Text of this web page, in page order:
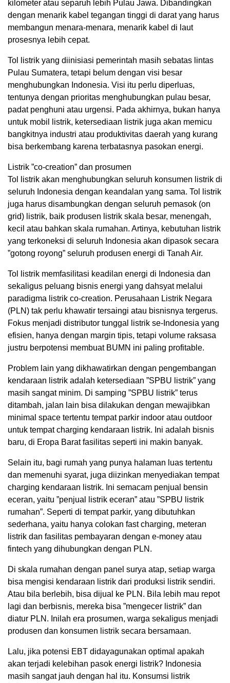
kilometer atau separuh lebih Pulau Jawa. Dibandingkan
dengan menarik kabel tegangan tinggi di darat yang harus
membangun menara-menara, menarik kabel di laut
prosesnya lebih cepat.
Tol listrik yang diinisiasi pemerintah masih sebatas lintas
Pulau Sumatera, tetapi belum dengan visi besar
menghubungkan Indonesia. Visi itu perlu diperluas,
tentunya dengan prioritas menghubungkan pulau besar,
padat penghuni atau urgensi. Pada akhirnya, bukan hanya
untuk mobil listrik, ketersediaan listrik juga akan memicu
bangkitnya industri atau produktivitas daerah yang kurang
bisa berkembang karena terbatasnya pasokan energi.
Listrik ”co-creation” dan prosumen
Tol listrik akan menghubungkan seluruh konsumen listrik di
seluruh Indonesia dengan keandalan yang sama. Tol listrik
juga harus disambungkan dengan seluruh pemasok (on
grid) listrik, baik produsen listrik skala besar, menengah,
kecil atau bahkan skala rumahan. Artinya, kebutuhan listrik
yang terkoneksi di seluruh Indonesia akan dipasok secara
”gotong royong” seluruh produsen energi di Tanah Air.
Tol listrik memfasilitasi keadilan energi di Indonesia dan
sekaligus peluang bisnis energi yang dahsyat melalui
paradigma listrik co-creation. Perusahaan Listrik Negara
(PLN) tak perlu khawatir tersaingi atau bisnisnya tergerus.
Fokus menjadi distributor tunggal listrik se-Indonesia yang
efisien, hanya dengan margin tipis, tetapi volume raksasa
justru berpotensi membuat BUMN ini paling profitable.
Problem lain yang dikhawatirkan dengan pengembangan
kendaraan listrik adalah ketersediaan ”SPBU listrik” yang
masih sangat minim. Di samping ”SPBU listrik” terus
ditambah, jalan lain bisa dilakukan dengan mewajibkan
minimal space tertentu tempat parkir indoor atau outdoor
untuk tempat charging kendaraan listrik. Ini adalah bisnis
baru, di Eropa Barat fasilitas seperti ini makin banyak.
Selain itu, bagi rumah yang punya halaman luas tertentu
dan memenuhi syarat, juga diizinkan menyediakan tempat
charging kendaraan listrik. Ini semacam penjual bensin
eceran, yaitu ”penjual listrik eceran” atau ”SPBU listrik
rumahan”. Seperti di tempat parkir, yang dibutuhkan
sederhana, yaitu hanya colokan fast charging, meteran
listrik dan fasilitas pembayaran dengan e-money atau
fintech yang dihubungkan dengan PLN.
Di skala rumahan dengan panel surya atap, setiap warga
bisa mengisi kendaraan listrik dari produksi listrik sendiri.
Atau bila berlebih, bisa dijual ke PLN. Bila lebih mau repot
lagi dan berbisnis, mereka bisa ”mengecer listrik” dan
diatur PLN. Inilah era prosumen, warga sekaligus menjadi
produsen dan konsumen listrik secara bersamaan.
Lalu, jika potensi EBT didayagunakan optimal apakah
akan terjadi kelebihan pasok energi listrik? Indonesia
masih sangat jauh dengan hal itu. Konsumsi listrik